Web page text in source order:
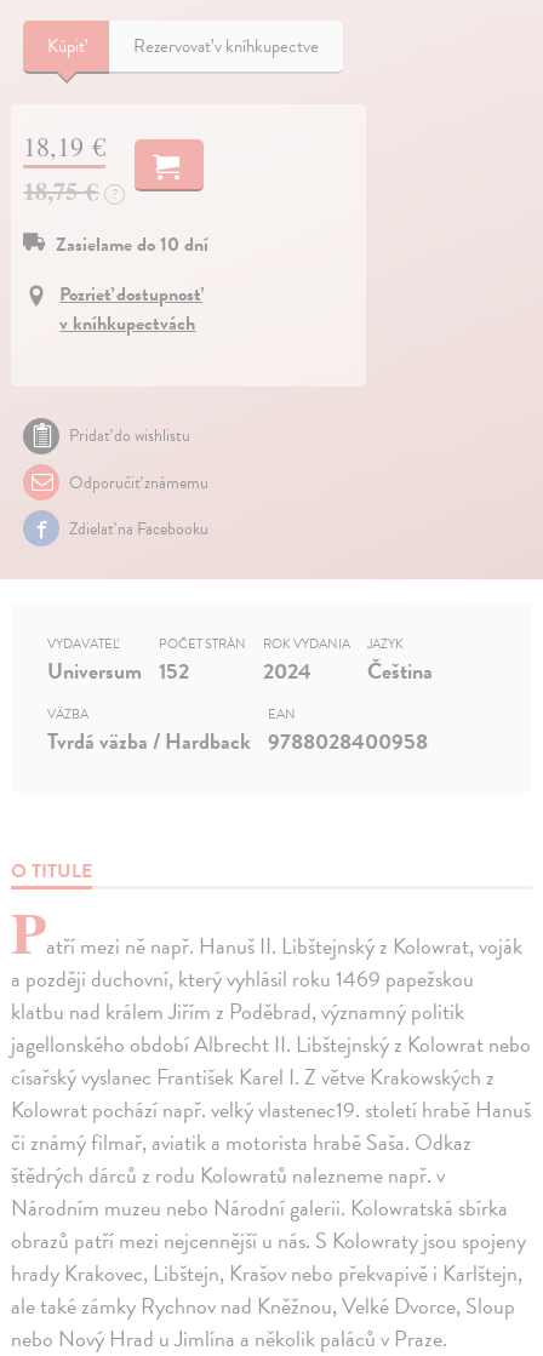
Kúpiť Rezervovať v kníhkupectve
18,19 €
18,75 €
?
Zasielame do 10 dní
Pozrieť dostupnosť
v kníhkupectvách
Pridať do wishlistu
Odporučiť známemu
Zdielať na Facebooku
O TITULE
Patří mezi ně např. Hanuš II. Libštejnský z Kolowrat, voják
a později duchovní, který vyhlásil roku 1469 papežskou
klatbu nad králem Jiřím z Poděbrad, významný politik
jagellonského období Albrecht II. Libštejnský z Kolowrat nebo
císařský vyslanec František Karel I. Z větve Krakowských z
Kolowrat pochází např. velký vlastenec19. století hrabě Hanuš
či známý filmař, aviatik a motorista hrabě Saša. Odkaz
štědrých dárců z rodu Kolowratů nalezneme např. v
Národním muzeu nebo Národní galerii. Kolowratská sbírka
obrazů patří mezi nejcennější u nás. S Kolowraty jsou spojeny
hrady Krakovec, Libštejn, Krašov nebo překvapivě i Karlštejn,
ale také zámky Rychnov nad Kněžnou, Velké Dvorce, Sloup
nebo Nový Hrad u Jimlína a několik paláců v Praze.
VYDAVATEĽ
Universum
POČET STRÁN
152
ROK VYDANIA
2024
JAZYK
Čeština
VÄZBA
Tvrdá väzba / Hardback
EAN
9788028400958